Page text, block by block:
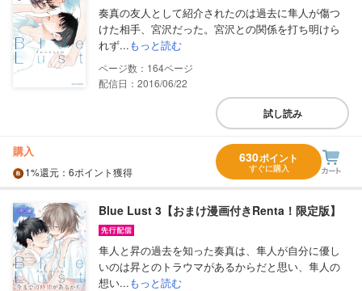
奏真の友人として紹介されたのは過去に隼人が傷つ
けた相手、宮沢だった。宮沢との関係を打ち明けら
れず...もっと読む
164
配信日：2016/06/22
試し読み
購入
1%還元 ：6ポイント獲得
630ポイント
すぐに購入
Blue Lust 3【おまけ漫画付きRenta！限定版】
隼人と昇の過去を知った奏真は、隼人が自分に優し
いのは昇とのトラウマがあるからだと思い、隼人の
想い...もっと読む